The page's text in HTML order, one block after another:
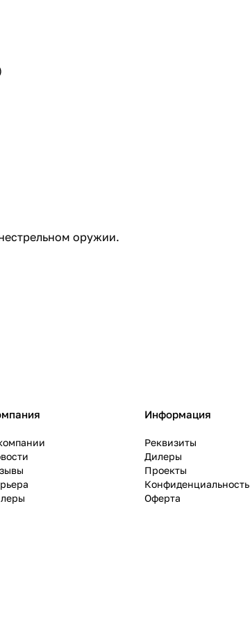
оружии.
Информация
Реквизиты
Дилеры
Проекты
Конфиденциальность
Оферта